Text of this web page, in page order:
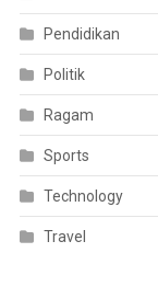
Pendidikan
Politik
Ragam
Sports
Technology
Travel